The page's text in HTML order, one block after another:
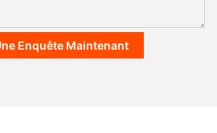
Enquête Maintenant